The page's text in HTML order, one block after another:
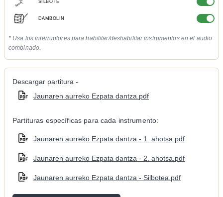
SILBOTE
DAMBOLIN
* Usa los interruptores para habilitar/deshabilitar instrumentos en el audio
combinado.
Descargar partitura -
Jaunaren aurreko Ezpata dantza.pdf
Partituras específicas para cada instrumento:
Jaunaren aurreko Ezpata dantza - 1. ahotsa.pdf
Jaunaren aurreko Ezpata dantza - 2. ahotsa.pdf
Jaunaren aurreko Ezpata dantza - Silbotea.pdf